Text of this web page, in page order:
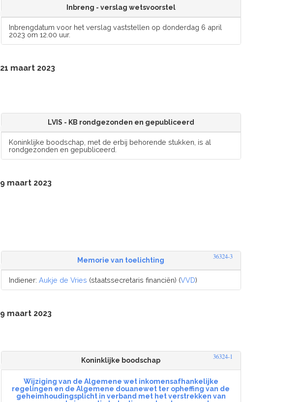
Inbreng - verslag wetsvoorstel
Inbrengdatum voor het verslag vaststellen op donderdag 6 april
2023 om 12.00 uur.
21 maart 2023
LVIS - KB rondgezonden en gepubliceerd
Koninklijke boodschap, met de erbij behorende stukken, is al
rondgezonden en gepubliceerd.
9 maart 2023
Memorie van toelichting 36324-3
Indiener:Aukje de Vries (staatssecretaris financiën) (VVD)
9 maart 2023
Koninklijke boodschap 36324-1
Wijziging van de Algemene wet inkomensafhankelijke
regelingen en de Algemene douanewet ter opheffing van de
geheimhoudingsplicht in verband met het verstrekken van